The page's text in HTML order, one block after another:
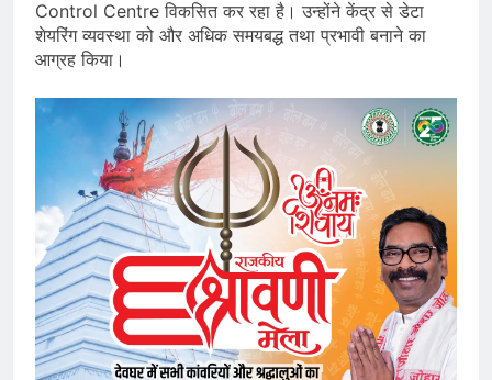
Control Centre विकसित कर रहा है। उन्होंने केंद्र से डेटा
शेयरिंग व्यवस्था को और अधिक समयबद्ध तथा प्रभावी बनाने का
आग्रह किया।